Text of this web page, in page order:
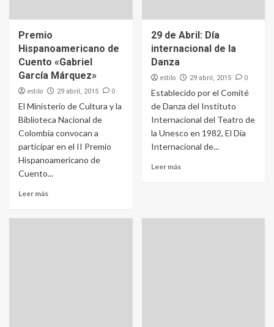
Premio
Hispanoamericano de
Cuento «Gabriel
García Márquez»
estilo 29 abril, 2015 0
El Ministerio de Cultura y la
Biblioteca Nacional de
Colombia convocan a
participar en el II Premio
Hispanoamericano de
Cuento...
Leer más
29 de Abril: Día
internacional de la
Danza
estilo 29 abril, 2015 0
Establecido por el Comité
de Danza del Instituto
Internacional del Teatro de
la Unesco en 1982, El Día
Internacional de...
Leer más